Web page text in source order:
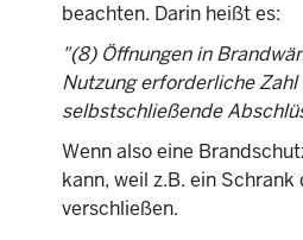
beachten. Darin heißt es:
"(8) Öffnungen in
Nutzung erforderliche
selbstschließende
Wenn also eine
kann, weil z.B. ein
verschließen.